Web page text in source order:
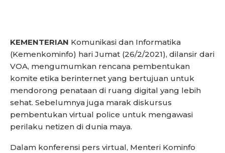
KEMENTERIAN Komunikasi dan Informatika
(Kemenkominfo) hari Jumat (26/2/2021), dilansir dari
VOA, mengumumkan rencana pembentukan
komite etika berinternet yang bertujuan untuk
mendorong penataan di ruang digital yang lebih
sehat. Sebelumnya juga marak diskursus
pembentukan virtual police untuk mengawasi
perilaku netizen di dunia maya.
Dalam konferensi pers virtual, Menteri Kominfo